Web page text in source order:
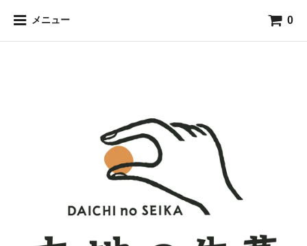
メニュー 0